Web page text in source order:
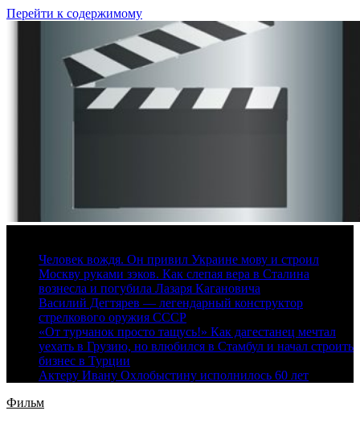
Перейти к содержимому
Человек вождя. Он привил Украине мову и строил
Москву руками зэков. Как слепая вера в Сталина
вознесла и погубила Лазаря Кагановича
Василий Дегтярев — легендарный конструктор
стрелкового оружия СССР
«От турчанок просто тащусь!» Как дагестанец мечтал
уехать в Грузию, но влюбился в Стамбул и начал строить
бизнес в Турции
Актеру Ивану Охлобыстину исполнилось 60 лет
Фильм